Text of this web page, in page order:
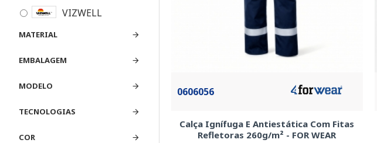
VIZWELL
MATERIAL
EMBALAGEM
MODELO
TECNOLOGIAS
COR
0606056
Calça Ignífuga E Antiestática Com Fitas
Refletoras 260g/m² - FOR WEAR